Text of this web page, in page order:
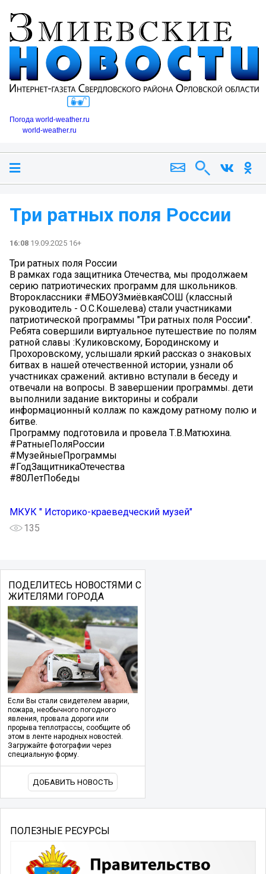
Погода world-weather.ru
world-weather.ru
Три ратных поля России
16:08 19.09.2025 16+
Три ратных поля России
В рамках года защитника Отечества, мы продолжаем
серию патриотических программ для школьников.
Второклассники #МБОУЗмиёвкаяСОШ (классный
руководитель - О.С.Кошелева) стали участниками
патриотической программы "Три ратных поля России".
Ребята совершили виртуальное путешествие по полям
ратной славы :Куликовскому, Бородинскому и
Прохоровскому, услышали яркий рассказ о знаковых
битвах в нашей отечественной истории, узнали об
участниках сражений. активно вступали в беседу и
отвечали на вопросы. В завершении программы. дети
выполнили задание викторины и собрали
информационный коллаж по каждому ратному полю и
битве.
Программу подготовила и провела Т.В.Матюхина.
#РатныеПоляРоссии
#МузейныеПрограммы
#ГодЗащитникаОтечества
#80ЛетПобеды
МКУК " Историко-краеведческий музей"
135
ПОДЕЛИТЕСЬ НОВОСТЯМИ С
ЖИТЕЛЯМИ ГОРОДА
Если Вы стали свидетелем аварии,
пожара, необычного погодного
явления, провала дороги или
прорыва теплотрассы, сообщите об
этом в ленте народных новостей.
Загружайте фотографии через
специальную форму.
ДОБАВИТЬ НОВОСТЬ
ПОЛЕЗНЫЕ РЕСУРСЫ